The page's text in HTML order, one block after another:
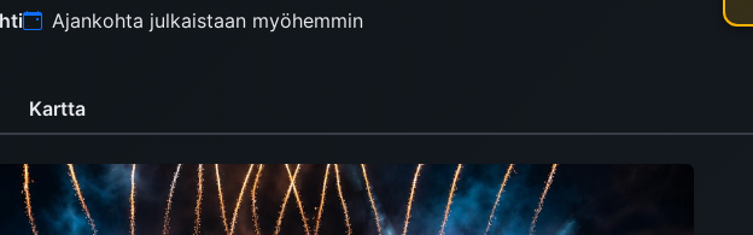
Ajankohta julkaistaan myöhemmin
Kartta